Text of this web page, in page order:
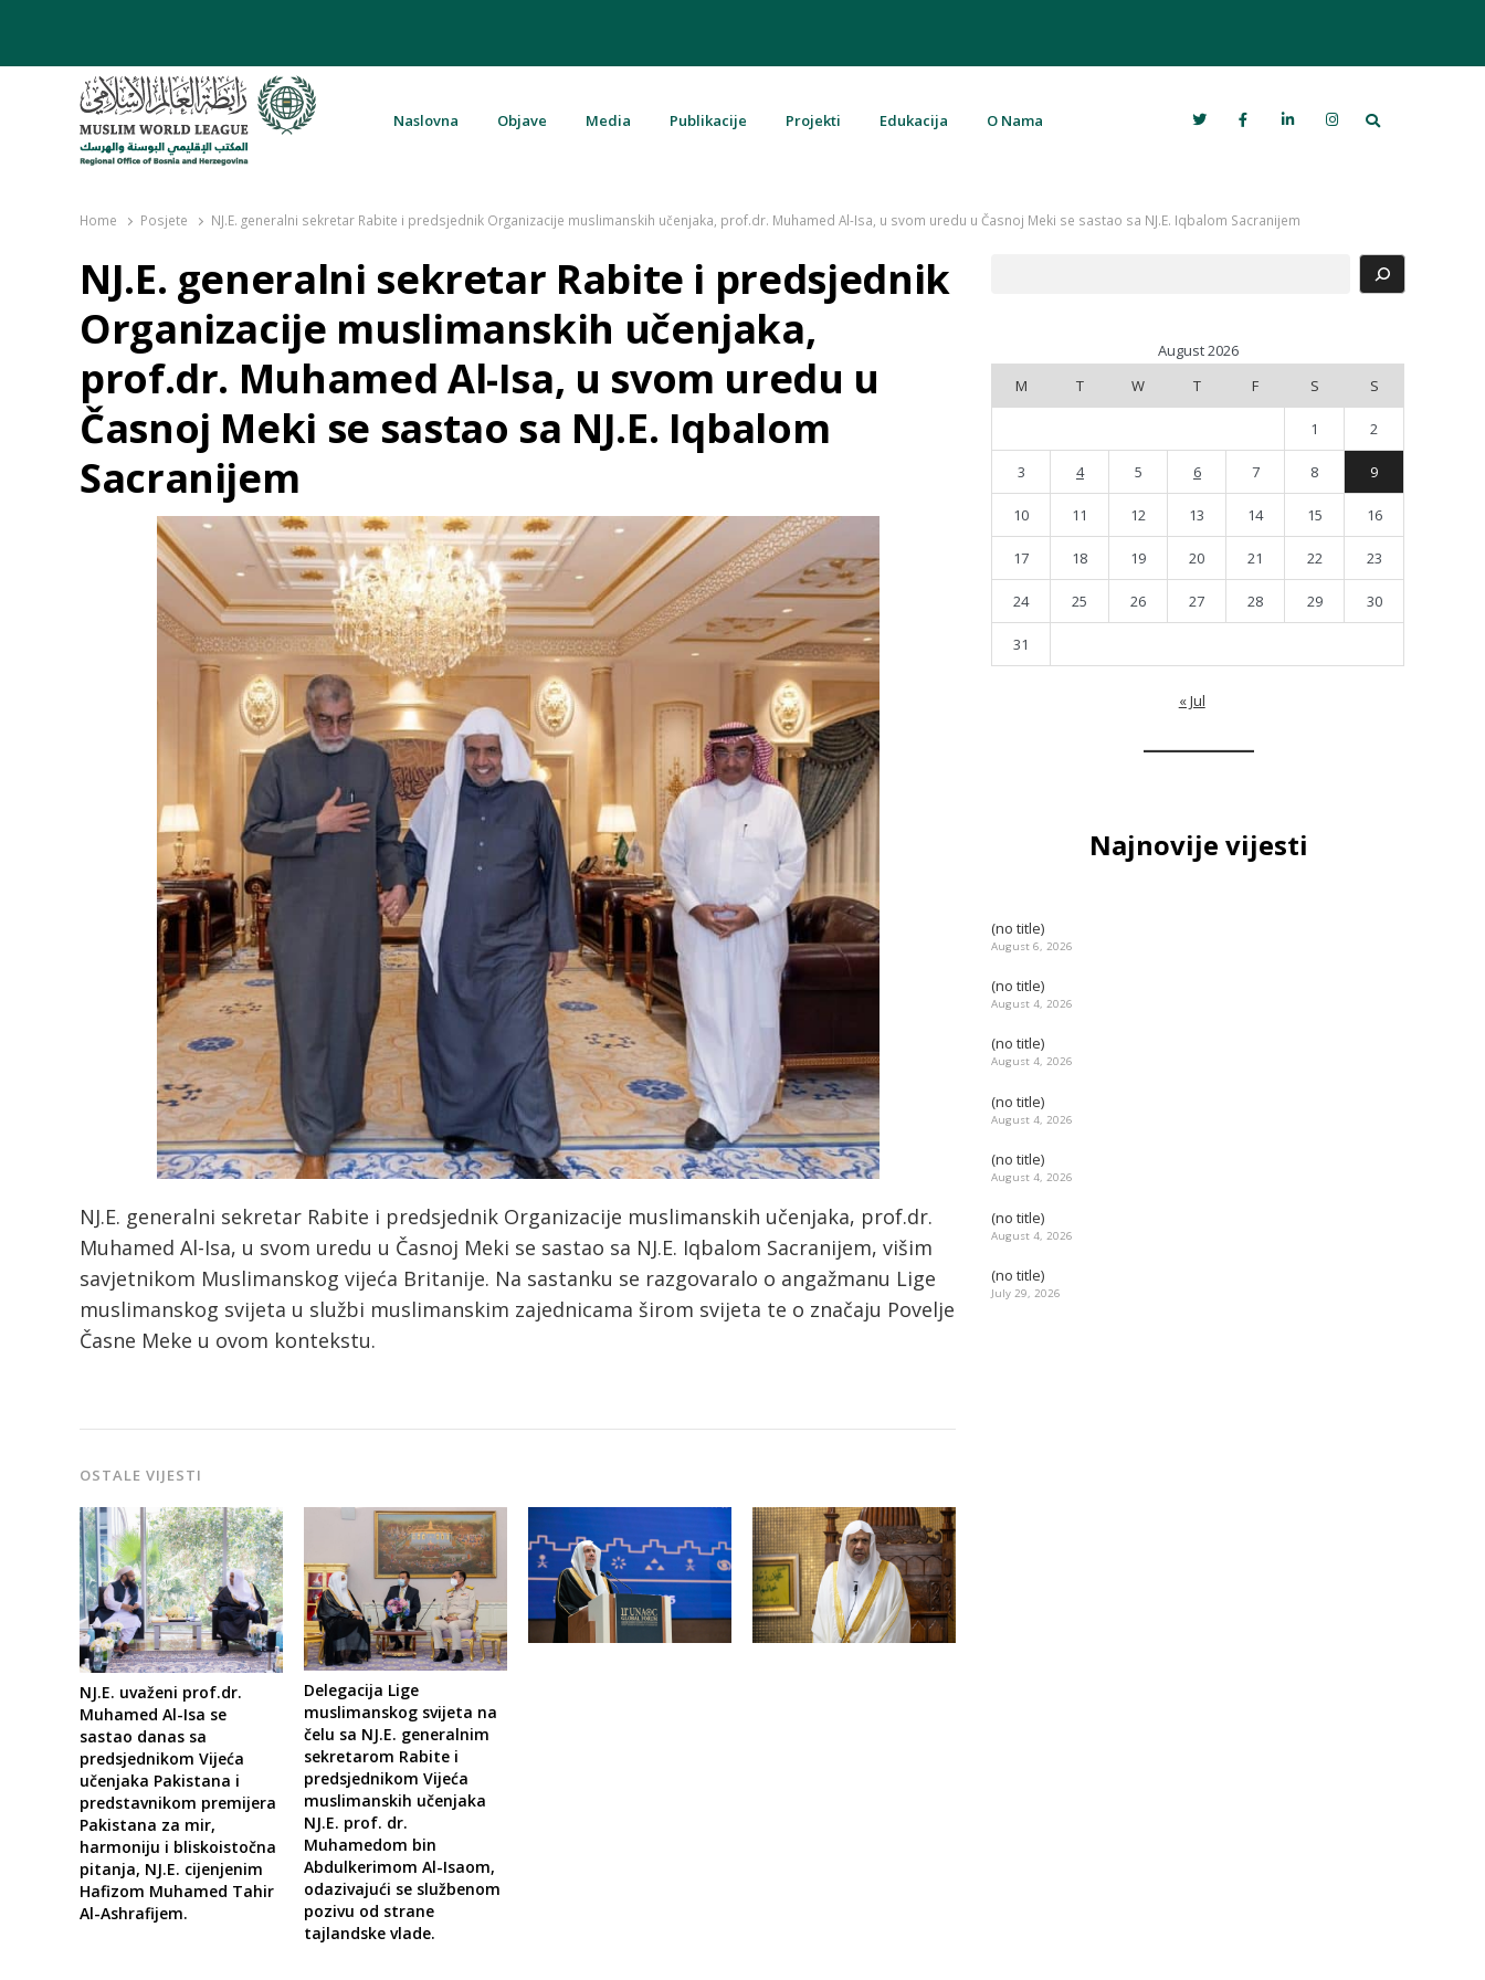
Naslovna Objave Media Publikacije Projekti Edukacija O Nama Search
Home Posjete NJ.E. generalni sekretar Rabite i predsjednik Organizacije muslimanskih učenjaka, prof.dr. Muhamed Al-Isa, u svom uredu u Časnoj Meki se sastao sa NJ.E. Iqbalom Sacranijem
NJ.E. generalni sekretar Rabite i predsjednik
Organizacije muslimanskih učenjaka,
prof.dr. Muhamed Al-Isa, u svom uredu u
Časnoj Meki se sastao sa NJ.E. Iqbalom
Sacranijem
NJ.E. generalni sekretar Rabite i predsjednik Organizacije muslimanskih učenjaka, prof.dr.
Muhamed Al-Isa, u svom uredu u Časnoj Meki se sastao sa NJ.E. Iqbalom Sacranijem, višim
savjetnikom Muslimanskog vijeća Britanije. Na sastanku se razgovaralo o angažmanu Lige
muslimanskog svijeta u službi muslimanskim zajednicama širom svijeta te o značaju Povelje
Časne Meke u ovom kontekstu.
OSTALE VIJESTI
NJ.E. uvaženi prof.dr.
Muhamed Al-Isa se
sastao danas sa
predsjednikom Vijeća
učenjaka Pakistana i
predstavnikom premijera
Pakistana za mir,
harmoniju i bliskoistočna
pitanja, NJ.E. cijenjenim
Hafizom Muhamed Tahir
Al-Ashrafijem.
Delegacija Lige
muslimanskog svijeta na
čelu sa NJ.E. generalnim
sekretarom Rabite i
predsjednikom Vijeća
muslimanskih učenjaka
NJ.E. prof. dr.
Muhamedom bin
Abdulkerimom Al-Isaom,
odazivajući se službenom
pozivu od strane
tajlandske vlade.
August 2026
M
T W T F S S
1 2
3 4 5 6 7 8 9
10 11 12 13 14 15 16
17 18 19 20 21 22 23
24 25 26 27 28 29 30
31
« Jul
Najnovije vijesti
(no title)
August 6, 2026
(no title)
August 4, 2026
(no title)
August 4, 2026
(no title)
August 4, 2026
(no title)
August 4, 2026
(no title)
August 4, 2026
(no title)
July 29, 2026